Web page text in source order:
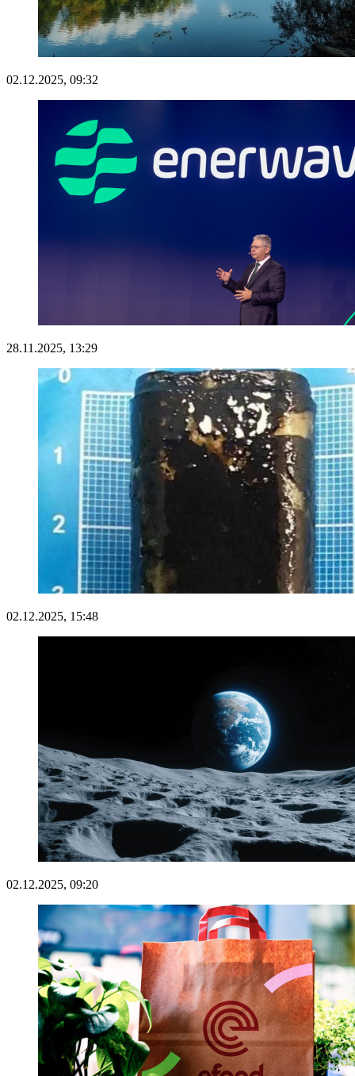
02.12.2025, 09:32
28.11.2025, 13:29
02.12.2025, 15:48
02.12.2025, 09:20